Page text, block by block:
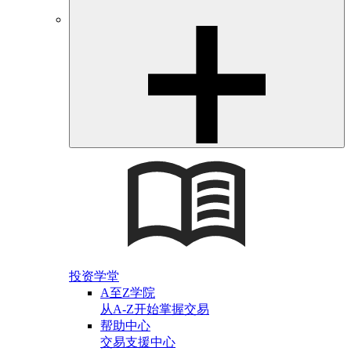
投资学堂
A至Z学院
从A-Z开始掌握交易
帮助中心
交易支援中心